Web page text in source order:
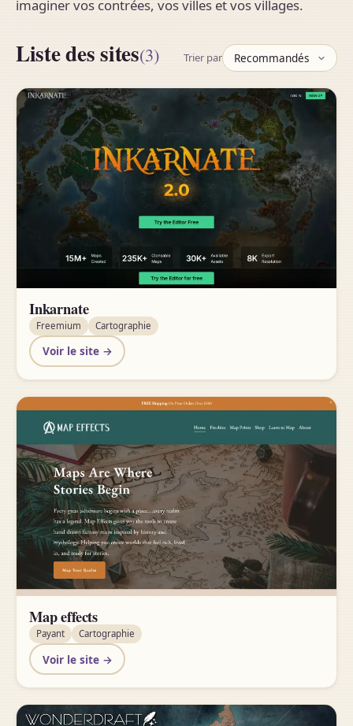
imaginer vos contrées, vos villes et vos villages.
Liste des sites(3) Trier par
Inkarnate
Freemium Cartographie
Voir le site →
Map effects
Payant Cartographie
Voir le site →